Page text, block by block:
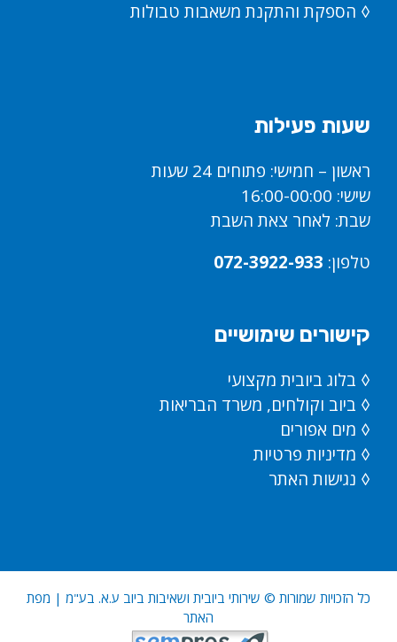
◊ הספקת והתקנת משאבות טבולות
שעות פעילות
ראשון – חמישי: פתוחים 24 שעות
שישי: 16:00-00:00
שבת: לאחר צאת השבת
טלפון: 072-3922-933
קישורים שימושיים
◊ בלוג ביובית מקצועי
◊ ביוב וקולחים, משרד הבריאות
◊ מים אפורים
◊ מדיניות פרטיות
◊ נגישות האתר
כל הזכויות שמורות © שירותי ביובית ושאיבות ביוב ע.א. בע"מ | מפת
האתר